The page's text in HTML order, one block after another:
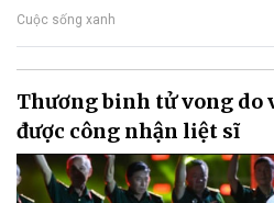
Cuộc sống xanh
Thương binh tử vong do
được công nhận liệt sĩ